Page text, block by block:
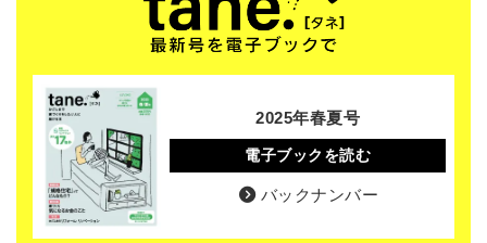
2025年春夏号
電子ブックを読む
バックナンバー